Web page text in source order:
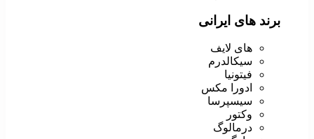
برند های ایرانی
های لایف
سیکالدرم
فیتونیا
ادورا مکس
سیسپرسا
وکتور
درمالوگ